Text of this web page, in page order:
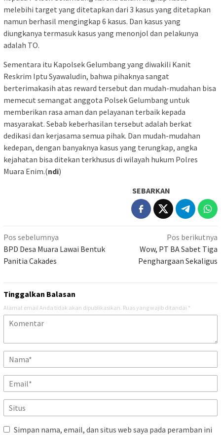
melebihi target yang ditetapkan dari 3 kasus yang ditetapkan
namun berhasil mengingkap 6 kasus. Dan kasus yang
diungkanya termasuk kasus yang menonjol dan pelakunya
adalah TO.
Sementara itu Kapolsek Gelumbang yang diwakili Kanit
Reskrim Iptu Syawaludin, bahwa pihaknya sangat
berterimakasih atas reward tersebut dan mudah-mudahan bisa
memecut semangat anggota Polsek Gelumbang untuk
memberikan rasa aman dan pelayanan terbaik kepada
masyarakat. Sebab keberhasilan tersebut adalah berkat
dedikasi dan kerjasama semua pihak. Dan mudah-mudahan
kedepan, dengan banyaknya kasus yang terungkap, angka
kejahatan bisa ditekan terkhusus di wilayah hukum Polres
Muara Enim.(ndi)
SEBARKAN
Navigasi
pos
Pos sebelumnya
BPD Desa Muara Lawai Bentuk
Panitia Cakades
Pos berikutnya
Wow, PT BA Sabet Tiga
Penghargaan Sekaligus
Tinggalkan Balasan
Alamat email Anda tidak akan dipublikasikan. Ruas yang wajib ditandai *
Simpan nama, email, dan situs web saya pada peramban ini